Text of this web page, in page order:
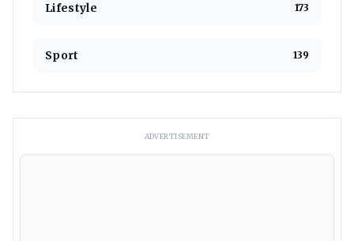
Lifestyle 173
Sport 139
ADVERTISEMENT